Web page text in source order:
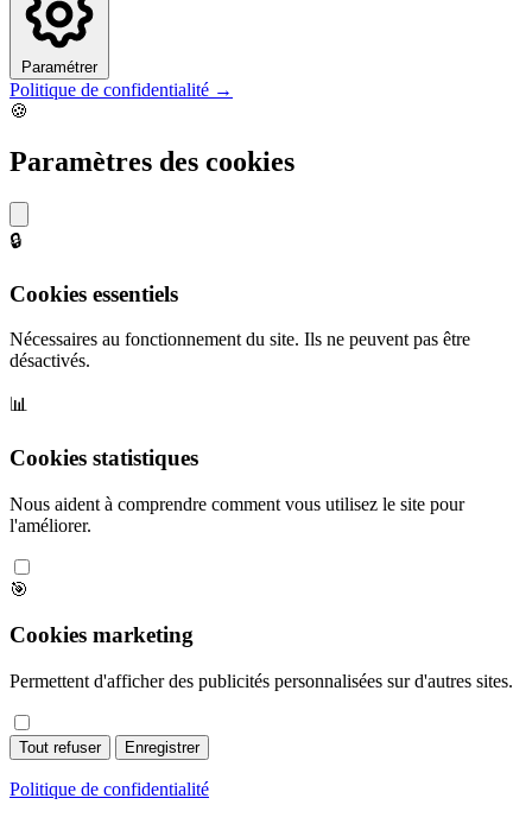
Paramétrer
Politique de confidentialité →
🍪
Paramètres des cookies
🔒
Cookies essentiels
Nécessaires au fonctionnement du site. Ils ne peuvent pas être
désactivés.
📊
Cookies statistiques
Nous aident à comprendre comment vous utilisez le site pour
l'améliorer.
🎯
Cookies marketing
Permettent d'afficher des publicités personnalisées sur d'autres sites.
Tout refuser Enregistrer
Politique de confidentialité